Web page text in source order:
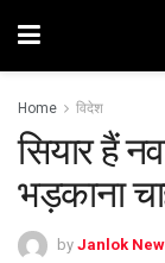
Home विदेश
सियार हैं
भड़काना
by Janlok